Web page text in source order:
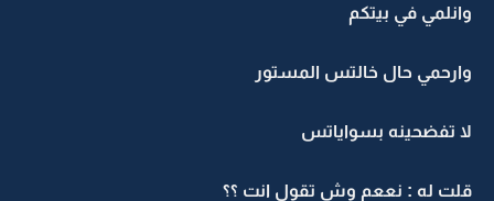
وانلمي في بيتكم
وارحمي حال خالتس المستور
لا تفضحينه بسواياتس
قلت له : نععم وش تقول انت ؟؟